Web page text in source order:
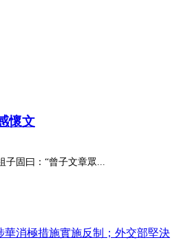
懷文
子固曰：“曾子文章眾...
華消極措施實施反制；外交部堅決